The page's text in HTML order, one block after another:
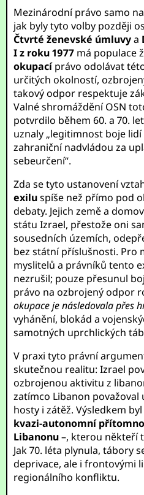
Mezinárodní právo samo
jak byly tyto volby později
Čtvrté ženevské úmluvya
I z roku 1977 má populace
okupacíprávo odolávat
určitých okolností,
takový odpor respektuje
Valné shromáždění OSN
potvrdilo během 60. a 70.
uznaly „legitimnost boje
zahraniční nadvládou za
sebeurčení“.
Zda se tyto ustanovení
exiluspíše než přímo pod
debaty. Jejich země a
státu Izrael, přestože oni
sousedních územích,
bez státní příslušnosti. Pro
myslitelů a právníků tento
nezrušil; pouze přesunul
právo na ozbrojený odpor
okupace je následovala přes
vyhánění, blokád a
samotných uprchlických
V praxi tyto právní
skutečnou realitu: Izrael
ozbrojenou aktivitu z
zatímco Libanon
hosty i zátěž. Výsledkem
kvazi-autonomní
Libanonu–, kterou někteří
Jak 70. léta plynula, tábory
deprivace, ale i frontovými
regionálního konfliktu.